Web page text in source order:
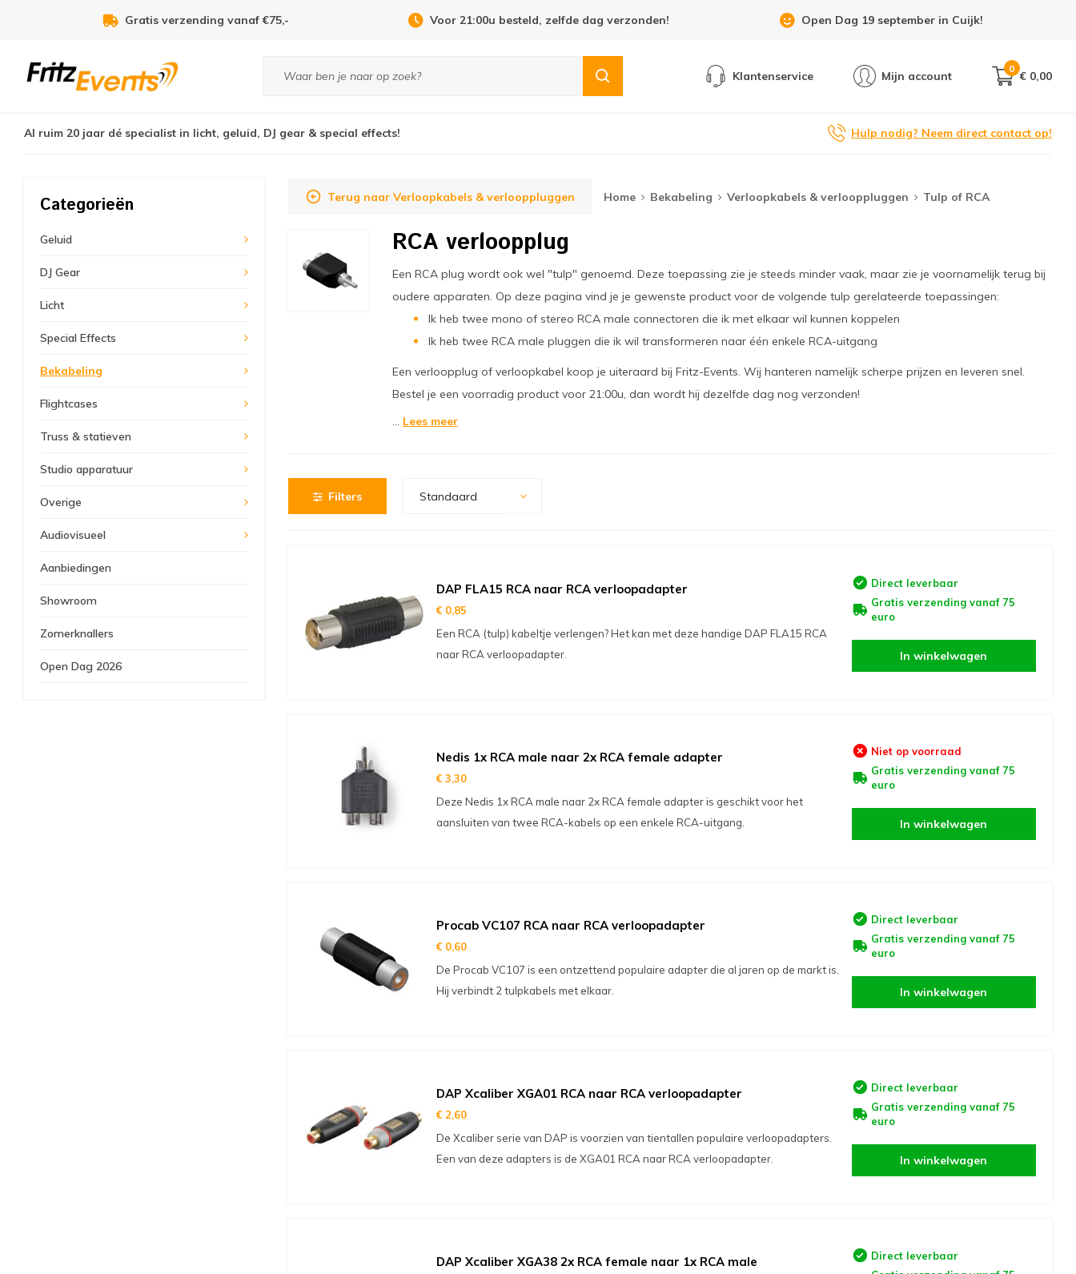
Voor 21:00u besteld, zelfde dag verzonden! Open Dag 19 september in Cuijk! Showroom 6 dagen per week geopend!
Klantenservice Mijn account
0
€ 0,00
Al ruim 20 jaar dé specialist in licht, geluid, DJ gear & special effects! Hulp nodig? Neem direct contact op!
Categorieën
Geluid
DJ Gear
Licht
Special Effects
Bekabeling
Flightcases
Truss & statieven
Studio apparatuur
Overige
Audiovisueel
Aanbiedingen
Showroom
Zomerknallers
Open Dag 2026
Terug naar Verloopkabels & verlooppluggen Home Bekabeling Verloopkabels & verlooppluggen Tulp of RCA
RCA verloopplug
Een RCA plug wordt ook wel "tulp" genoemd. Deze toepassing zie je steeds minder vaak, maar zie je voornamelijk terug bij
oudere apparaten. Op deze pagina vind je je gewenste product voor de volgende tulp gerelateerde toepassingen:
Ik heb twee mono of stereo RCA male connectoren die ik met elkaar wil kunnen koppelen
Ik heb twee RCA male pluggen die ik wil transformeren naar één enkele RCA-uitgang
Een verloopplug of verloopkabel koop je uiteraard bij Fritz-Events. Wij hanteren namelijk scherpe prijzen en leveren snel.
Bestel je een voorradig product voor 21:00u, dan wordt hij dezelfde dag nog verzonden!
... Lees meer
Filters Standaard
DAP FLA15 RCA naar RCA verloopadapter
€ 0,85
Een RCA (tulp) kabeltje verlengen? Het kan met deze handige DAP FLA15 RCA
naar RCA verloopadapter.
Direct leverbaar
Gratis verzending vanaf 75
euro
In winkelwagen
Nedis 1x RCA male naar 2x RCA female adapter
€ 3,30
Deze Nedis 1x RCA male naar 2x RCA female adapter is geschikt voor het
aansluiten van twee RCA-kabels op een enkele RCA-uitgang.
Niet op voorraad
Gratis verzending vanaf 75
euro
In winkelwagen
Procab VC107 RCA naar RCA verloopadapter
€ 0,60
De Procab VC107 is een ontzettend populaire adapter die al jaren op de markt is.
Hij verbindt 2 tulpkabels met elkaar.
Direct leverbaar
Gratis verzending vanaf 75
euro
In winkelwagen
DAP Xcaliber XGA01 RCA naar RCA verloopadapter
€ 2,60
De Xcaliber serie van DAP is voorzien van tientallen populaire verloopadapters.
Een van deze adapters is de XGA01 RCA naar RCA verloopadapter.
Direct leverbaar
Gratis verzending vanaf 75
euro
In winkelwagen
DAP Xcaliber XGA38 2x RCA female naar 1x RCA male
Direct leverbaar